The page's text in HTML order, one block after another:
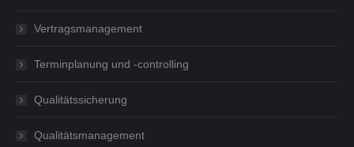
Vertragsmanagement
Terminplanung und -controlling
Qualitätssicherung
Qualitätsmanagement